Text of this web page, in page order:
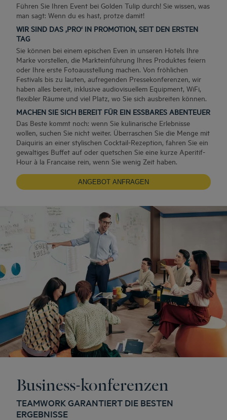
Führen Sie Ihren Event bei Golden Tulip durch! Sie wissen, was
man sagt: Wenn du es hast, protze damit!
WIR SIND DAS ‚PRO‘ IN PROMOTION, SEIT DEN ERSTEN
TAG
Sie können bei einem epischen Even in unseren Hotels Ihre
Marke vorstellen, die Markteinführung Ihres Produktes feiern
oder Ihre erste Fotoausstellung machen. Von fröhlichen
Festivals bis zu lauten, aufregenden Pressekonferenzen, wir
haben alles bereit, inklusive audiovisuellem Equipment, WiFi,
flexibler Räume und viel Platz, wo Sie sich ausbreiten können.
MACHEN SIE SICH BEREIT FÜR EIN ESSBARES ABENTEUER
Das Beste kommt noch: wenn Sie kulinarische Erlebnisse
wollen, suchen Sie nicht weiter. Überraschen Sie die Menge mit
Daiquiris an einer stylischen Cocktail-Rezeption, fahren Sie ein
gewaltiges Buffet auf oder quetschen Sie eine kurze Aperitif-
Hour à la Francaise rein, wenn Sie wenig Zeit haben.
ANGEBOT ANFRAGEN
Business-konferenzen
TEAMWORK GARANTIERT DIE BESTEN
ERGEBNISSE